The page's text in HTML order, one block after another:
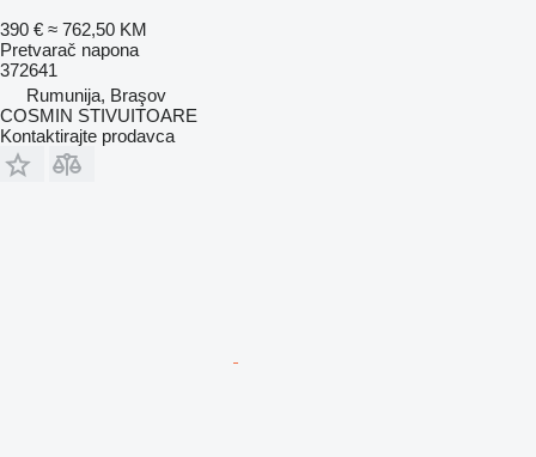
390 € ≈ 762,50 KM
Pretvarač napona
372641
Rumunija, Braşov
COSMIN STIVUITOARE
Kontaktirajte prodavca